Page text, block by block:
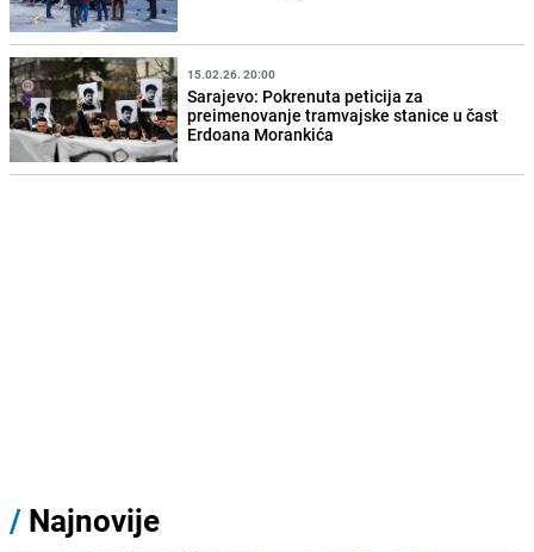
15.02.26. 20:00
Sarajevo: Pokrenuta peticija za
preimenovanje tramvajske stanice u čast
Erdoana Morankića
/ Najnovije